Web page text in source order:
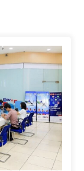
Hoá
mạnh